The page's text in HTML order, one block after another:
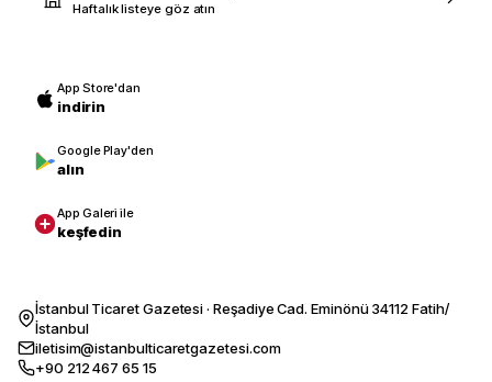
Haftalık listeye göz atın
App Store'dan
indirin
Google Play'den
alın
App Galeri ile
keşfedin
İstanbul Ticaret Gazetesi · Reşadiye Cad. Eminönü 34112 Fatih/
İstanbul
iletisim@istanbulticaretgazetesi.com
+90 212 467 65 15